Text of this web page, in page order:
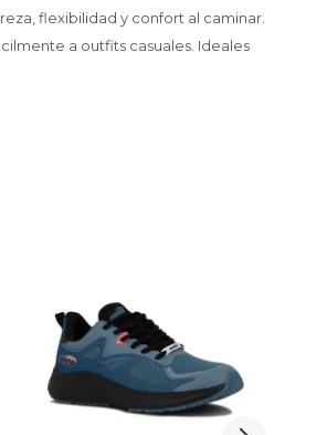
flexibilidad y confort al caminar.
a outfits casuales. Ideales